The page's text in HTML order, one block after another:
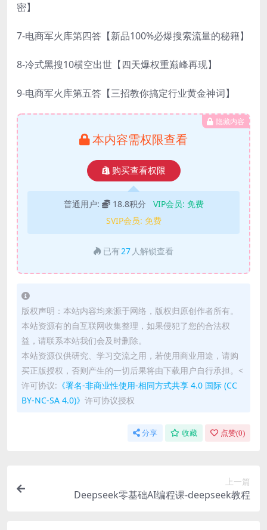
密】
7-电商军火库第四答【新品100%必爆搜索流量的秘籍】
8-冷式黑搜10横空出世【四天爆权重巅峰再现】
9-电商军火库第五答【三招教你搞定行业黄金神词】
隐藏内容
本内容需权限查看
购买查看权限
普通用户: 18.8积分 VIP会员: 免费
SVIP会员: 免费
已有27 人解锁查看
版权声明：本站内容均来源于网络，版权归原创作者所有。
本站资源有的自互联网收集整理，如果侵犯了您的合法权
益，请联系本站我们会及时删除。
本站资源仅供研究、学习交流之用，若使用商业用途，请购
买正版授权，否则产生的一切后果将由下载用户自行承担。<
许可协议: 《署名-非商业性使用-相同方式共享 4.0 国际 (CC
BY-NC-SA 4.0)》 许可协议授权
分享 收藏 点赞(0)
上一篇
Deepseek零基础AI编程课-deepseek教程